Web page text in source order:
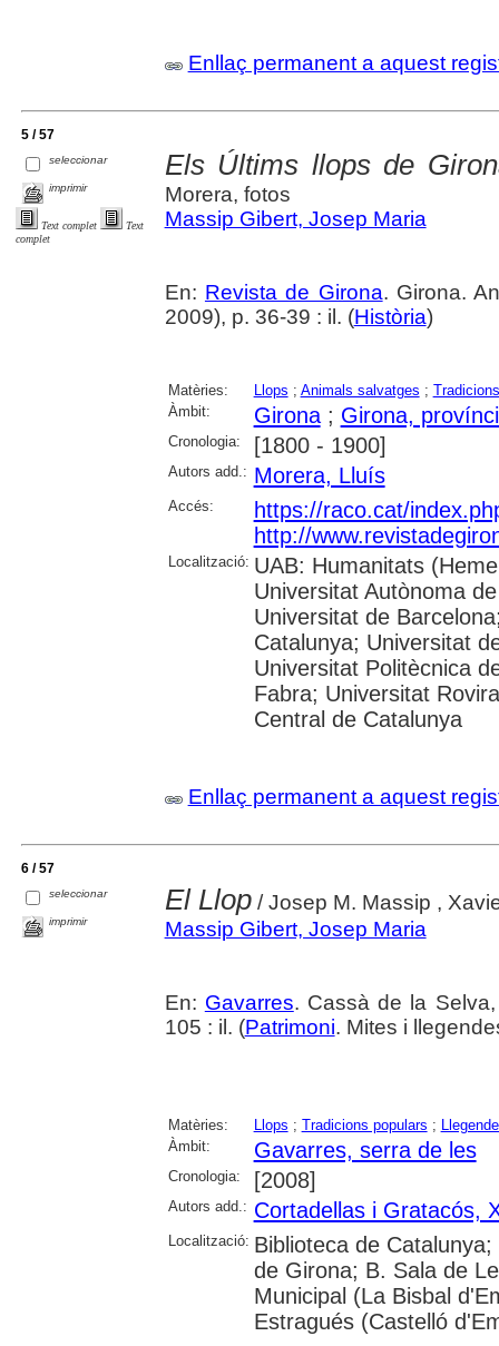
Enllaç permanent a aquest
5 / 57
seleccionar
imprimir
Text complet
Text
complet
Els Últims llops de
Morera, fotos
Massip Gibert, Josep Maria
En: Revista de Girona. Girona.
2009), p. 36-39 : il. (Història)
Matèries: Llops ; Animals salvatges ;
Àmbit:
Girona; Girona,
Cronologia: [1800 - 1900]
Autors add.: Morera, Lluís
Accés:
https://raco.cat/
http://
Localització: UAB: Humanitats
Universitat Autònoma
Universitat de
Catalunya; Universitat
Universitat Politècnica
Fabra; Universitat
Central de Catalunya
Enllaç permanent a aquest
6 / 57
seleccionar
imprimir
El Llop/ Josep M. Massip ,
Massip Gibert, Josep Maria
En: Gavarres. Cassà de la
105 : il. (Patrimoni. Mites i
Matèries: Llops ; Tradicions populars ;
Àmbit:
Gavarres, serra de les
Cronologia: [2008]
Autors add.: Cortadellas i Gratacós,
Localització: Biblioteca de
de Girona; B. Sala de
Municipal (La Bisbal
Estragués (Castelló